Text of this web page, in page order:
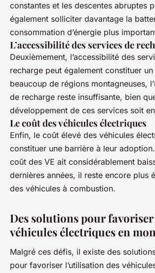
constantes et les descentes abruptes
également solliciter davantage la
consommation d’énergie plus
L’accessibilité des services de
Deuxièmement, l’accessibilité des
recharge peut également constituer
beaucoup de régions montagneuses,
de recharge reste insuffisante, bien
développement de ces services soit
Le coût des véhicules électriques
Enfin, le coût élevé des véhicules
constituer une barrière à leur
coût des VE ait considérablement
dernières années, il reste encore plus
des véhicules à combustion.
Des solutions pour favoriser
véhicules électriques en
Malgré ces défis, il existe des
pour favoriser l’utilisation des